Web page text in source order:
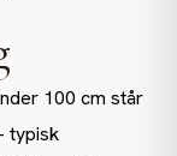
100 cm står
typisk